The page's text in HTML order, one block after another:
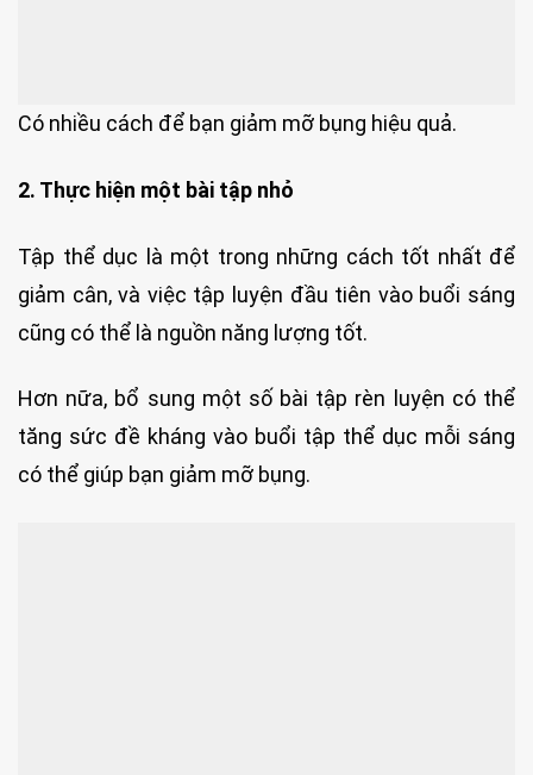
Có nhiều cách để bạn giảm mỡ bụng hiệu quả.
2. Thực hiện một bài tập nhỏ
Tập thể dục là một trong những cách tốt nhất để
giảm cân, và việc tập luyện đầu tiên vào buổi sáng
cũng có thể là nguồn năng lượng tốt.
Hơn nữa, bổ sung một số bài tập rèn luyện có thể
tăng sức đề kháng vào buổi tập thể dục mỗi sáng
có thể giúp bạn giảm mỡ bụng.